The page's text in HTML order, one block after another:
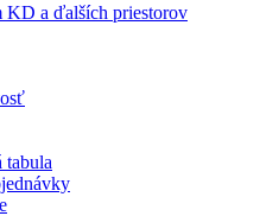
KD a ďalších priestorov
tabula